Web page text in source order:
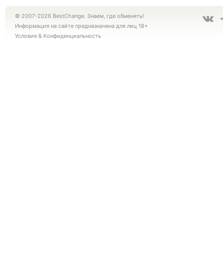
© 2007-2026 BestChange. Знаем, где обменять!
Информация на сайте предназначена для лиц 18+
Условия & Конфиденциальность